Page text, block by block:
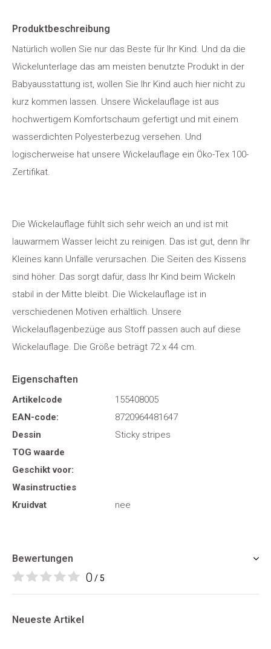
Produktbeschreibung
Natürlich wollen Sie nur das Beste für Ihr Kind. Und da die
Wickelunterlage das am meisten benutzte Produkt in der
Babyausstattung ist, wollen Sie Ihr Kind auch hier nicht zu
kurz kommen lassen. Unsere Wickelauflage ist aus
hochwertigem Komfortschaum gefertigt und mit einem
wasserdichten Polyesterbezug versehen. Und
logischerweise hat unsere Wickelauflage ein Öko-Tex 100-
Zertifikat.
Die Wickelauflage fühlt sich sehr weich an und ist mit
lauwarmem Wasser leicht zu reinigen. Das ist gut, denn Ihr
Kleines kann Unfälle verursachen. Die Seiten des Kissens
sind höher. Das sorgt dafür, dass Ihr Kind beim Wickeln
stabil in der Mitte bleibt. Die Wickelauflage ist in
verschiedenen Motiven erhältlich. Unsere
Wickelauflagenbezüge aus Stoff passen auch auf diese
Wickelauflage. Die Größe beträgt 72 x 44 cm.
Eigenschaften
Artikelcode
155408005
EAN-code:
8720964481647
Dessin
Sticky stripes
TOG waarde
Geschikt voor:
Wasinstructies
Kruidvat
nee
Bewertungen
0 / 5
Neueste Artikel